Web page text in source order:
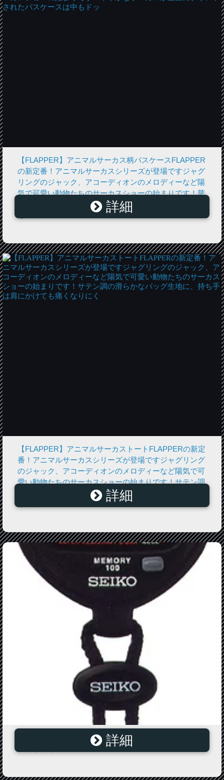
【FLAPPER】アニマルサーカス柄パスケースFLAPPER
の新定番！アニマルサーカスシリーズが登場ですジャグ
リングのジャック、アコーディオンのメロディーなど陽
気で可愛い動物たちのサーカスショーの始まりです！華
やかなサーカスが全面にプリントされたパスケースは中
詳細
【FLAPPER】アニマルサーカストートFLAPPERの新定
番！アニマルサーカスシリーズが登場ですジャグリング
のジャック、アコーディオンのメロディーなど陽気で可
愛い動物たちのサーカスショーの始まりです！サテン調
の滑らかなバッグ生地に、持ち手は肩にかけても痛くな
詳細
【在庫僅少】SEIKO セイコー デジタルストップウォッ
チ スタンダード ブラック SVAE101
詳細